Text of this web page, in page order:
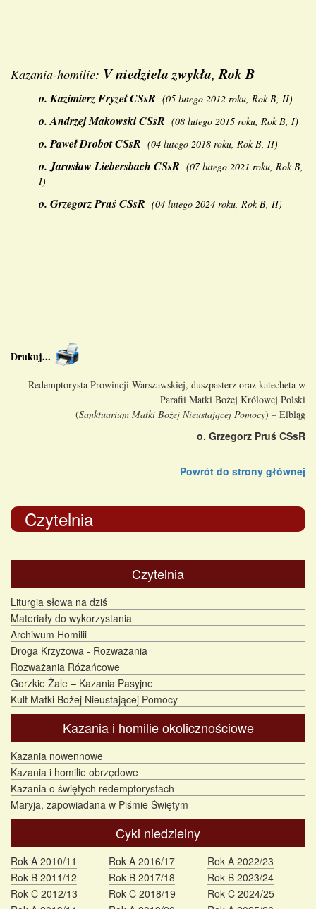
Kazania-homilie: V niedziela zwykła, Rok B
o. Kazimierz FryzełCSsR (05 lutego 2012 roku, Rok B, II)
o.Andrzej Makowski CSsR (08 lutego 2015 roku, Rok B, I)
o. Paweł DrobotCSsR (04 lutego 2018 roku, Rok B, II)
o. Jarosław Liebersbach CSsR (07 lutego 2021 roku, Rok B,
I)
o. Grzegorz Pruś CSsR (04 lutego 2024 roku, Rok B, II)
Drukuj...
Redemptorysta Prowincji Warszawskiej, duszpasterz oraz katecheta w
Parafii Matki Bożej Królowej Polski
(Sanktuarium Matki Bożej Nieustającej Pomocy) – Elbląg
o. Grzegorz Pruś CSsR
Powrót do strony głównej
Czytelnia
Czytelnia
Liturgia słowa na dziś
Materiały do wykorzystania
Archiwum Homilii
Droga Krzyżowa - Rozważania
Rozważania Różańcowe
Gorzkie Żale – Kazania Pasyjne
Kult Matki Bożej Nieustającej Pomocy
Kazania i homilie okolicznościowe
Kazania nowennowe
Kazania i homilie obrzędowe
Kazania o świętych redemptorystach
Maryja, zapowiadana w Piśmie Świętym
Cykl niedzielny
Rok A 2010/11
Rok B 2011/12
Rok C 2012/13
Rok A 2016/17
Rok B 2017/18
Rok C 2018/19
Rok A 2022/23
Rok B 2023/24
Rok C 2024/25